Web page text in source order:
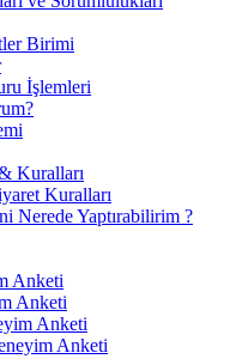
Birimi
İşlemleri
Kuralları
Kuralları
Nerede Yaptırabilirim ?
Anketi
Anketi
Anketi
Anketi